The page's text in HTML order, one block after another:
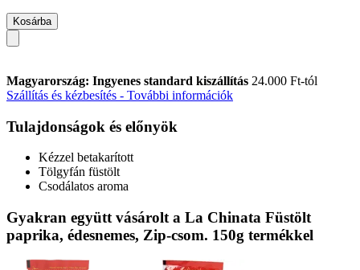
Kosárba
Magyarország: Ingyenes standard kiszállítás 24.000 Ft-tól
Szállítás és kézbesítés - További információk
Tulajdonságok és előnyök
Kézzel betakarított
Tölgyfán füstölt
Csodálatos aroma
Gyakran együtt vásárolt a La Chinata Füstölt
paprika, édesnemes, Zip-csom. 150g termékkel